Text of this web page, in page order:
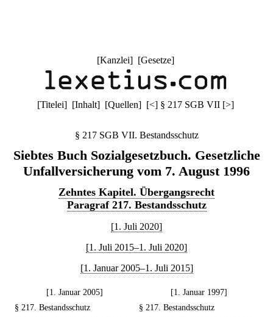
[Kanzlei] [Gesetze]
[Titelei] [Inhalt] [Quellen] [<] § 217 SGB VII [>]
§ 217 SGB VII. Bestandsschutz
Siebtes Buch Sozialgesetzbuch. Gesetzliche
Unfallversicherung vom 7. August 1996
Zehntes Kapitel. Übergangsrecht
Paragraf 217. Bestandsschutz
[1. Juli 2020]
[1. Juli 2015–1. Juli 2020]
[1. Januar 2005–1. Juli 2015]
[1. Januar 2005]
[1. Januar 1997]
§ 217. Bestandsschutz
§ 217. Bestandsschutz